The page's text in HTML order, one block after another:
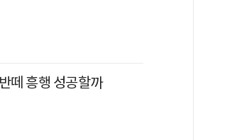
떼 흥행 성공할까